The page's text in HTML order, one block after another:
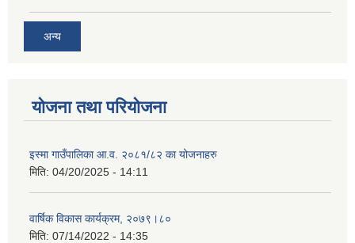
अन्य
योजना तथा परियोजना
इस्मा गाउँपालिका आ.व. २०८१/८२ का योजनाहरु
मिति: 04/20/2025 - 14:11
वार्षिक विकास कार्यक्रम, २०७९।८०
मिति: 07/14/2022 - 14:35